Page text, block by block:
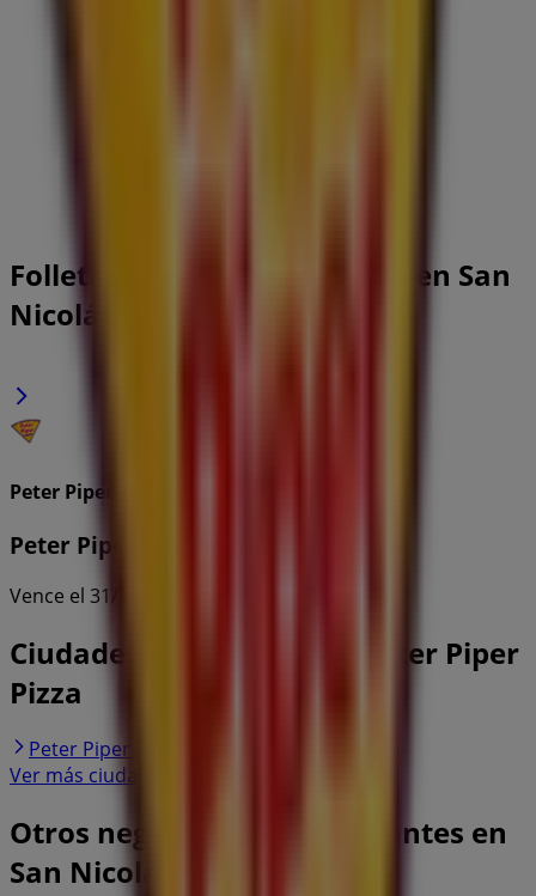
Folletos de Peter Piper Pizza en San
Nicolás de los Garza
Peter Piper Pizza
Peter Piper Pizza
Vence el 31/12
Ciudades con tiendas de Peter Piper
Pizza
Peter Piper Pizza en Monterrey
Ver más ciudades
Otros negocios de Restaurantes en
San Nicolás de los Garza